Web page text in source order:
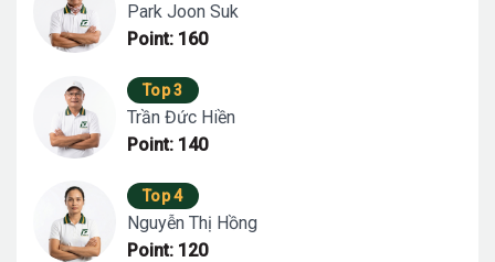
Park Joon Suk
Point: 160
Top 3
Trần Đức Hiền
Point: 140
Top 4
Nguyễn Thị Hồng
Point: 120